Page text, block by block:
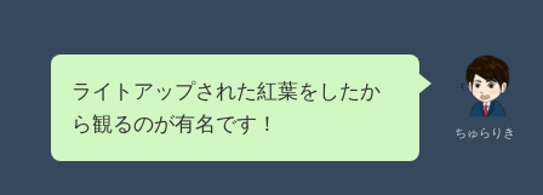
ちゅらりき
ライトアップされた紅葉をしたか
ら観るのが有名です！